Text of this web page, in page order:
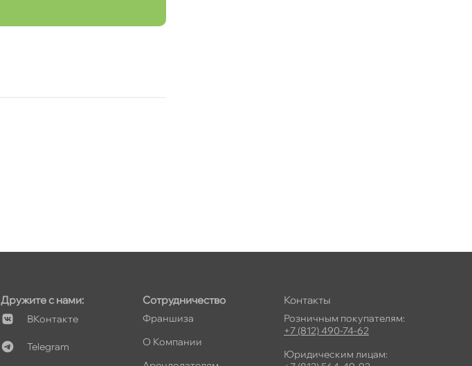
Дружите с нами:
Контакте
Telegram
Сотрудничество
Франшиза
О Компании
Контакты
Розничным покупателям:
+7 (812) 490-74-62
Юридическим лицам: